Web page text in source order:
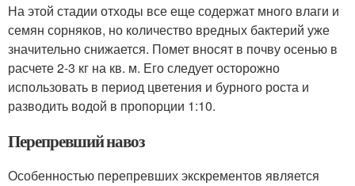
На этой стадии отходы все еще содержат много влаги и
семян сорняков, но количество вредных бактерий уже
значительно снижается. Помет вносят в почву осенью в
расчете 2-3 кг на кв. м. Его следует осторожно
использовать в период цветения и бурного роста и
разводить водой в пропорции 1:10.
Перепревший навоз
Особенностью перепревших экскрементов является